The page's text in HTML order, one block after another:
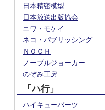
日本精密模型
日本放送出版協会
ニワ・モケイ
ネコ・パブリッシング
ＮＯＣＨ
ノーブルジョーカー
のぞみ工房
「ハ行」
ハイキューパーツ